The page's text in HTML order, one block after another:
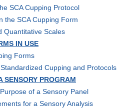
SCA Cupping Protocol
the SCA Cupping Form
Quantitative Scales
IN USE
Forms
Cupping and Protocols
SENSORY PROGRAM
of a Sensory Panel
for a Sensory Analysis